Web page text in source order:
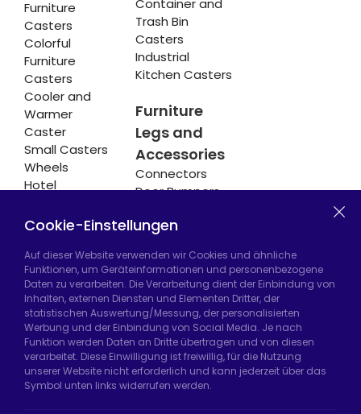
Furniture
Casters
Colorful
Furniture
Casters
Cooler and
Warmer
Caster
Small Casters
Wheels
Hotel
Casters
Container and
Trash Bin
Casters
Industrial
Kitchen Casters
Furniture
Legs and
Accessories
Connectors
Door Bumpers
Hadımköy Fabrik:Atatürk Sanayi Bölgesi,
Uzunçayır Caddesi, No:11 Hadımköy, 34555
Arnavutköy/İstanbul
Telefon: +90 212 640 66 46
E-Mail: export@htsteker.com
Cookie-Einstellungen
Auf dieser Website verwenden wir Cookies und ähnliche
Funktionen, um Geräteinformationen und personenbezogene
Daten zu verarbeiten. Die Verarbeitung dient der Einbindung von
Inhalten, externen Diensten und Elementen Dritter, der
statistischen Auswertung/Messung, der personalisierten
Werbung und der Einbindung von Social Media. Je nach
Funktion werden Daten an Dritte übertragen und von diesen
verarbeitet. Diese Einwilligung ist freiwillig, für die Nutzung
unserer Website nicht erforderlich und kann jederzeit über das
Symbol unten links widerrufen werden.